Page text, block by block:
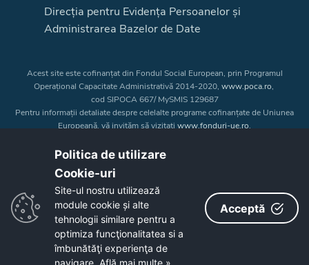
Direcția pentru Evidența Persoanelor și
Administrarea Bazelor de Date
Acest site este cofinanțat din Fondul Social European, prin Programul
Operațional Capacitate Administrativă 2014-2020, www.poca.ro,
cod SIPOCA 667/ MySMIS 129687
Pentru informații detaliate despre celelalte programe cofinanțate de Uniunea
Europeană, vă invităm să vizitați www.fonduri-ue.ro.
a Uniunii Europene. Întreaga responsabilitate asupra
Copyright © 2026 - Consiliul Judeţean Bistrița-Năsăud
Politica de utilizare
Cookie-uri‎
Site-ul nostru utilizează
module cookie și alte
tehnologii similare pentru a
optimiza funcţionalitatea si a
îmbunătăţi experienţa de
navigare. Află mai multe »
Acceptă